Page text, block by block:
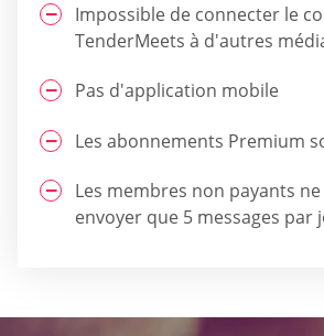
Impossible de connecter le
TenderMeets à d'autres
Pas d'application mobile
Les abonnements Premium
Les membres non payants
envoyer que 5 messages par